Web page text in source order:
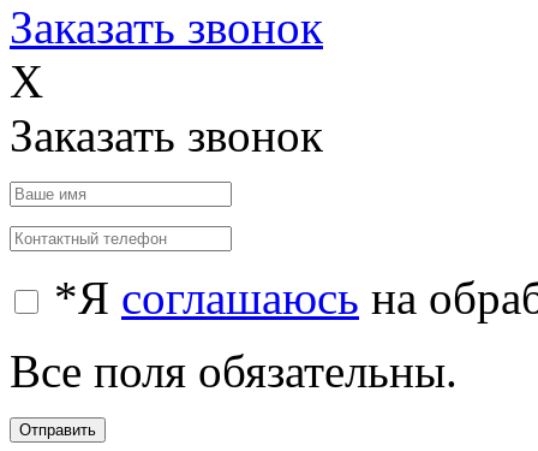
Заказать звонок
X
Заказать звонок
*Я соглашаюсь на
Все поля обязательны.
Отправить